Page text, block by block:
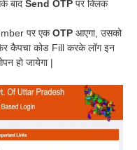
बाद Send OTP पर क्लिक
पर एकOTP आएगा, उसको
कैपचा कोड Fill करके लॉग इन
हो जायेगा |